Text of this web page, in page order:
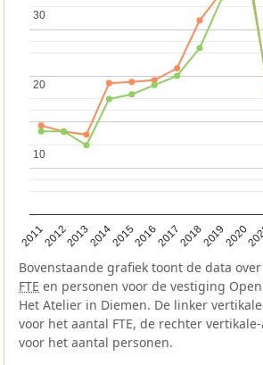
2011201220132014201520162017201820192020
10
10
20
20
30
30
Bovenstaande grafiek toont de data
FTE en personen voor de vestiging
Het Atelier in Diemen. De linker
voor het aantal FTE, de rechter
voor het aantal personen.